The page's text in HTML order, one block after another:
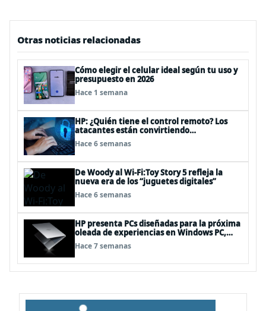
Otras noticias relacionadas
Cómo elegir el celular ideal según tu uso y
presupuesto en 2026
Hace 1 semana
HP: ¿Quién tiene el control remoto? Los
atacantes están convirtiendo
herramientas legítimas de acceso remoto
en puertas alternativas
Hace 6 semanas
De Woody al Wi-Fi:Toy Story 5 refleja la
nueva era de los “juguetes digitales”
Hace 6 semanas
HP presenta PCs diseñadas para la próxima
oleada de experiencias en Windows PC,
impulsadas por NVIDIA RTX Spark™
Hace 7 semanas